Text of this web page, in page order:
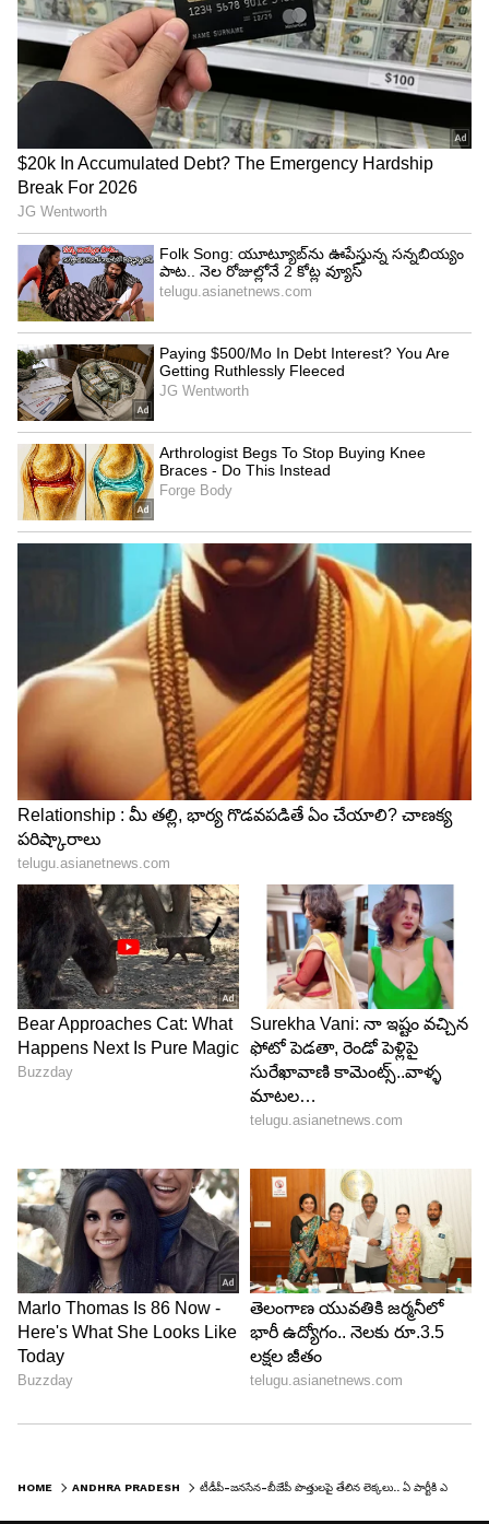
HOME ANDHRA PRADESH